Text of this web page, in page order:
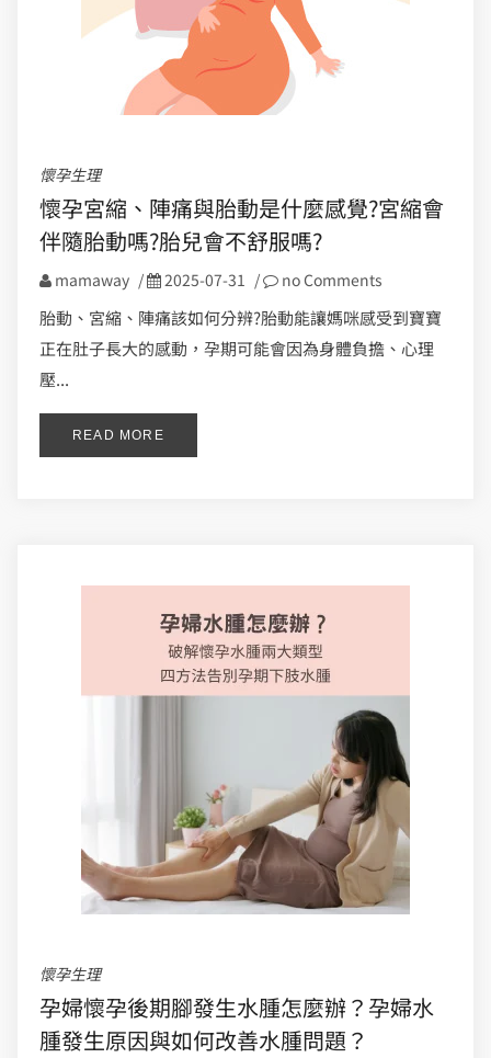
懷孕生理
懷孕宮縮、陣痛與胎動是什麼感覺?宮縮會
伴隨胎動嗎?胎兒會不舒服嗎?
mamaway / 2025-07-31 / no Comments
胎動、宮縮、陣痛該如何分辨?胎動能讓媽咪感受到寶寶
正在肚子長大的感動，孕期可能會因為身體負擔、心理
壓...
READ MORE
懷孕生理
孕婦懷孕後期腳發生水腫怎麼辦？孕婦水
腫發生原因與如何改善水腫問題？